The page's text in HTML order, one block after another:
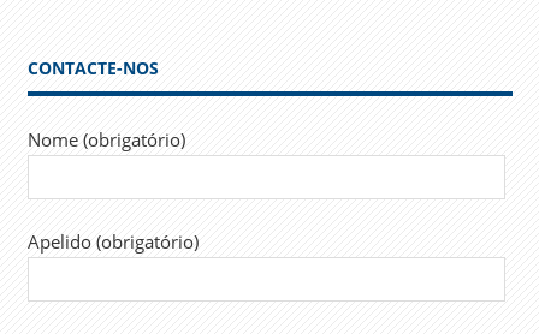
CONTACTE-NOS
Nome (obrigatório)
Apelido (obrigatório)